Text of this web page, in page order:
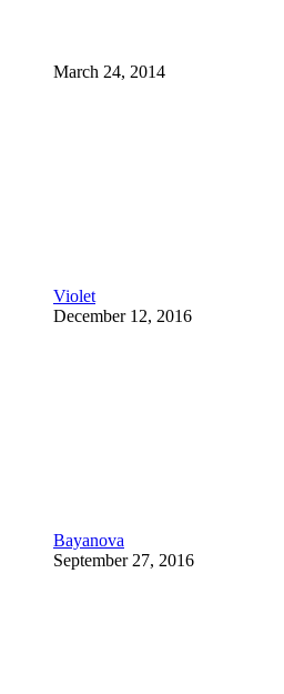
March 24, 2014
Violet
December 12, 2016
Bayanova
September 27, 2016